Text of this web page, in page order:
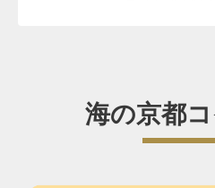
海の京都